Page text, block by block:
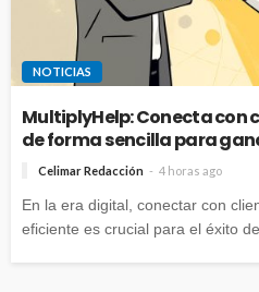
NOTICIAS
MultiplyHelp: Conecta con
de forma sencilla para
Celimar Redacción 4 horas ago
En la era digital, conectar con
eficiente es crucial para el éxito